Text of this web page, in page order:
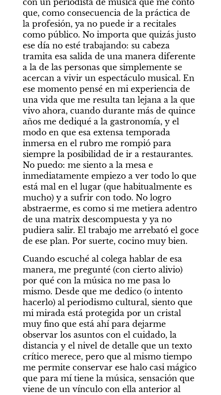
con un periodista de música que me contó
que, como consecuencia de la práctica de
la profesión, ya no puede ir a recitales
como público. No importa que quizás justo
ese día no esté trabajando: su cabeza
tramita esa salida de una manera diferente
a la de las personas que simplemente se
acercan a vivir un espectáculo musical. En
ese momento pensé en mi experiencia de
una vida que me resulta tan lejana a la que
vivo ahora, cuando durante más de quince
años me dediqué a la gastronomía, y el
modo en que esa extensa temporada
inmersa en el rubro me rompió para
siempre la posibilidad de ir a restaurantes.
No puedo: me siento a la mesa e
inmediatamente empiezo a ver todo lo que
está mal en el lugar (que habitualmente es
mucho) y a sufrir con todo. No logro
abstraerme, es como si me metiera adentro
de una matrix descompuesta y ya no
pudiera salir. El trabajo me arrebató el goce
de ese plan. Por suerte, cocino muy bien.
Cuando escuché al colega hablar de esa
manera, me pregunté (con cierto alivio)
por qué con la música no me pasa lo
mismo. Desde que me dedico (o intento
hacerlo) al periodismo cultural, siento que
mi mirada está protegida por un cristal
muy fino que está ahí para dejarme
observar los asuntos con el cuidado, la
distancia y el nivel de detalle que un texto
crítico merece, pero que al mismo tiempo
me permite conservar ese halo casi mágico
que para mí tiene la música, sensación que
viene de un vínculo con ella anterior al